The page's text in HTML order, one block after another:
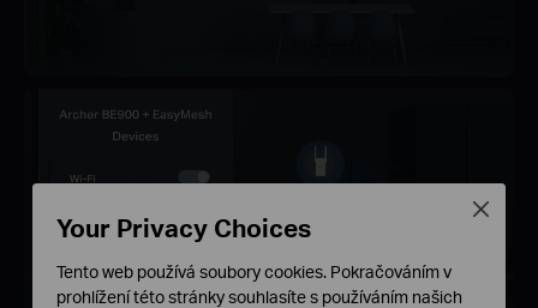
Your Privacy Choices
Tento web používá soubory cookies. Pokračováním v
prohlížení této stránky souhlasíte s používáním našich
Close